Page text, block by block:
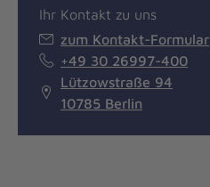
Ihr Kontakt zu uns
zum Kontakt-Formular
+49 30 26997-400
Lützowstraße 94
10785 Berlin